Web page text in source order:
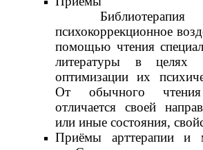
Библиотерапия
психокоррекционное
помощью чтения
литературы в целях
оптимизации их
От обычного чтения
отличается своей
или иные состояния,
Приёмы арттерапии и